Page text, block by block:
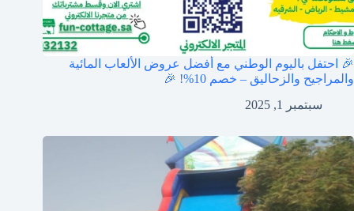
🎉 احتفل باليوم الوطني مع أفضل عروض الألعاب المائية
والمراجيح والزحاليق – خصم 10%! 🎉
سبتمبر 1, 2025